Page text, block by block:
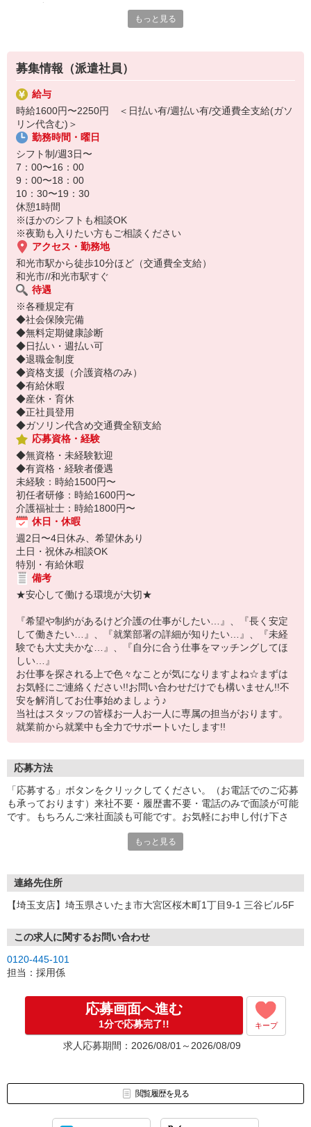
◆病室内のシーツ交換、清掃
◆患者さんの生活介助 など
資格も経験も問いません！
看護師さんをサポートする看護助手として、ピカピカな病院に勤務
していただきます♪
定時退社なのでプライベート時間も充実◎
夕方には帰宅して子どものお迎えや家のことをやりたい主婦（夫）
さんも活躍中です★
履歴書不要！
電話でサクッと登録して職場を見学⇒気に入れば即日お仕事スター
ト♪
もっと見る
募集情報（派遣社員）
給与
時給1600円〜2250円 ＜日払い有/週払い有/交通費全支給(ガソ
リン代含む)＞
勤務時間・曜日
シフト制/週3日〜
7：00〜16：00
9：00〜18：00
10：30〜19：30
休憩1時間
※ほかのシフトも相談OK
※夜勤も入りたい方もご相談ください
アクセス・勤務地
和光市駅から徒歩10分ほど（交通費全支給）
和光市//和光市駅すぐ
待遇
※各種規定有
◆社会保険完備
◆無料定期健康診断
◆日払い・週払い可
◆退職金制度
◆資格支援（介護資格のみ）
◆有給休暇
◆産休・育休
◆正社員登用
◆ガソリン代含め交通費全額支給
応募資格・経験
◆無資格・未経験歓迎
◆有資格・経験者優遇
未経験：時給1500円〜
初任者研修：時給1600円〜
介護福祉士：時給1800円〜
休日・休暇
週2日〜4日休み、希望休あり
土日・祝休み相談OK
特別・有給休暇
備考
★安心して働ける環境が大切★
『希望や制約があるけど介護の仕事がしたい…』、『長く安定
して働きたい…』、『就業部署の詳細が知りたい…』、『未経
験でも大丈夫かな…』、『自分に合う仕事をマッチングしてほ
しい…』
お仕事を探される上で色々なことが気になりますよね☆まずは
お気軽にご連絡ください!!お問い合わせだけでも構いません!!不
安を解消してお仕事始めましょう♪
当社はスタッフの皆様お一人お一人に専属の担当がおります。
就業前から就業中も全力でサポートいたします!!
応募方法
「応募する」ボタンをクリックしてください。（お電話でのご応募
も承っております）来社不要・履歴書不要・電話のみで面談が可能
です。もちろんご来社面談も可能です。お気軽にお申し付け下さ
もっと見る
連絡先住所
【埼玉支店】埼玉県さいたま市大宮区桜木町1丁目9-1 三谷ビル5F
この求人に関するお問い合わせ
0120-445-101
担当：採用係
応募画面へ進む
1分で応募完了!! キープ
求人応募期間：2026/08/01～2026/08/09
閲覧履歴を見る